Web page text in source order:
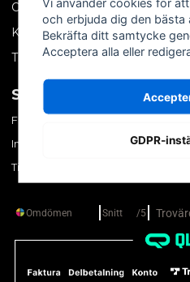
Om oss
Köpvillkor
Tips & trix
SOCIALA MEDIER
Facebook
Instagram
TikTok
och erbjuda dig den bästa
Bekräfta ditt samtycke
Acceptera alla eller
GDPR-